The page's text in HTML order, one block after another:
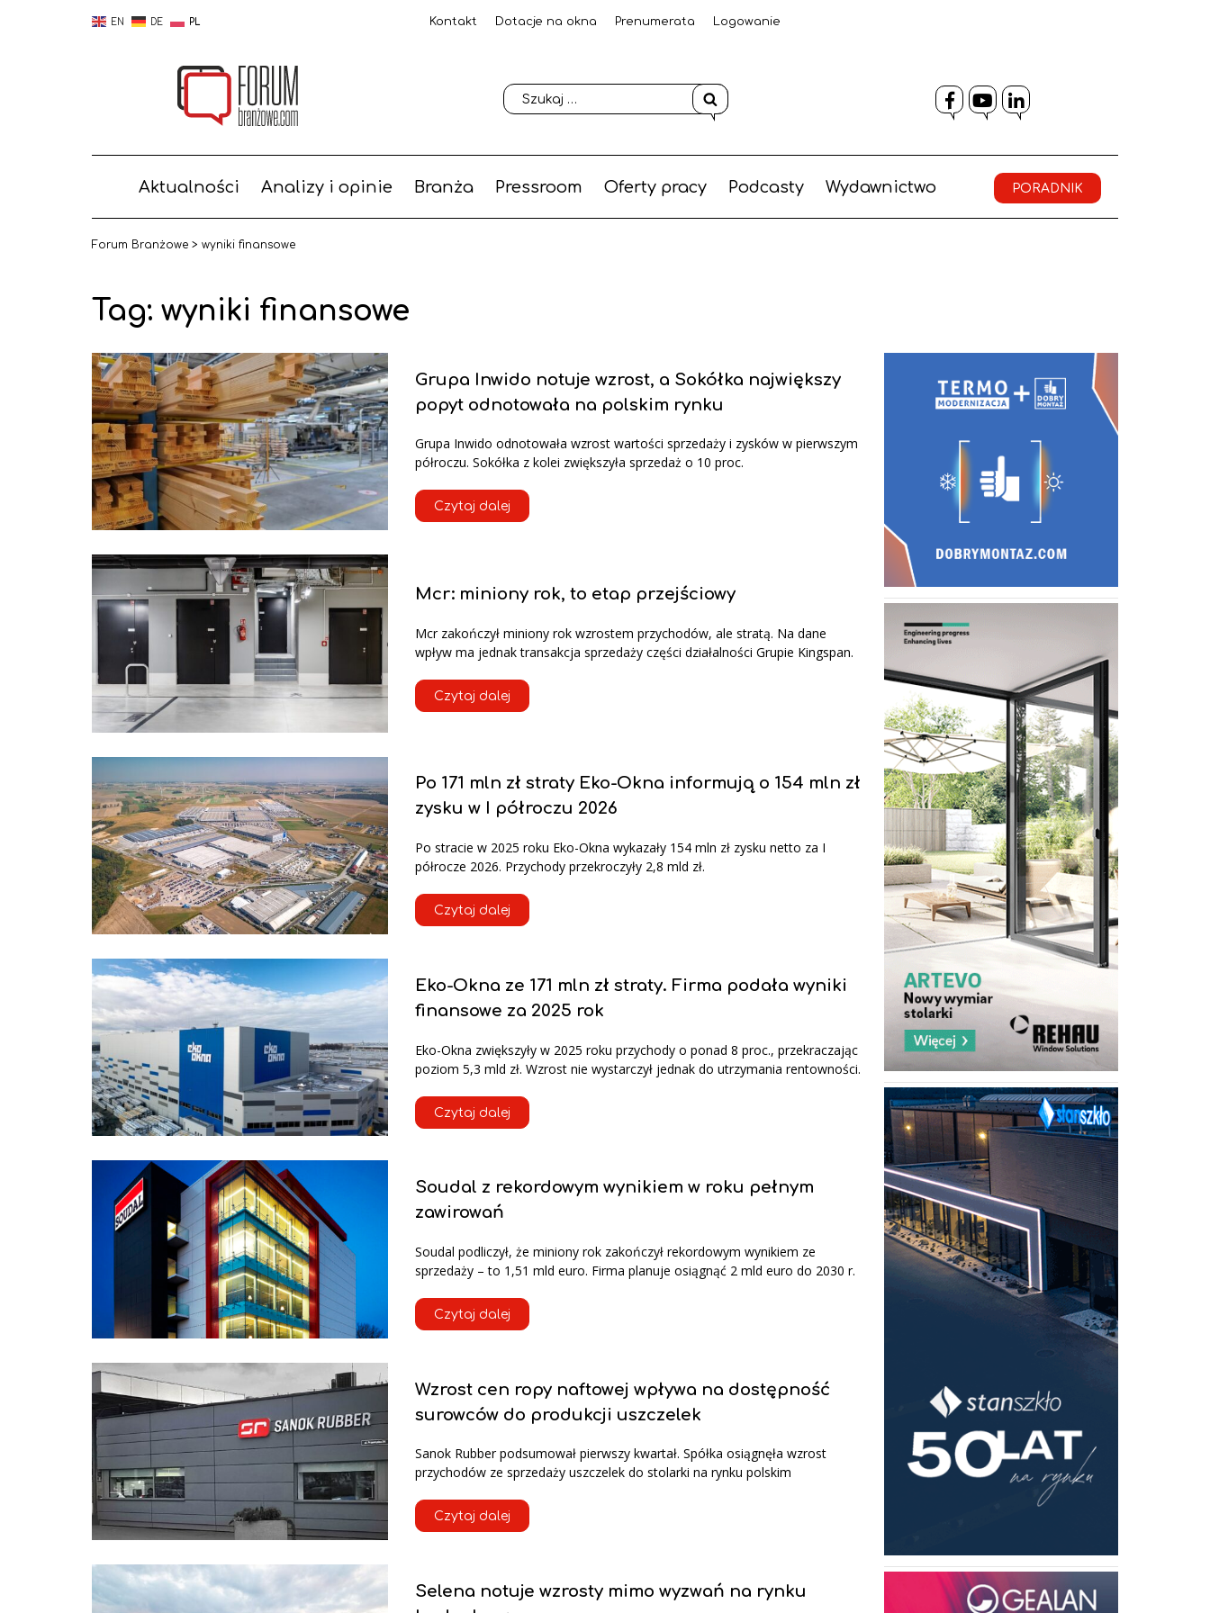
EN DE PL Kontakt Dotacje na okna Prenumerata Logowanie
Facebook
YouTube
LinkedIn
Aktualności Analizy i opinie Branża Pressroom Oferty pracy Podcasty Wydawnictwo PORADNIK
Forum Branżowe > wyniki finansowe
Tag: wyniki finansowe
Grupa Inwido notuje wzrost, a Sokółka największy
popyt odnotowała na polskim rynku
Grupa Inwido odnotowała wzrost wartości sprzedaży i zysków w pierwszym
półroczu. Sokółka z kolei zwiększyła sprzedaż o 10 proc.
Czytaj dalej
Mcr: miniony rok, to etap przejściowy
Mcr zakończył miniony rok wzrostem przychodów, ale stratą. Na dane
wpływ ma jednak transakcja sprzedaży części działalności Grupie Kingspan.
Czytaj dalej
Po 171 mln zł straty Eko-Okna informują o 154 mln zł
zysku w I półroczu 2026
Po stracie w 2025 roku Eko-Okna wykazały 154 mln zł zysku netto za I
półrocze 2026. Przychody przekroczyły 2,8 mld zł.
Czytaj dalej
Eko-Okna ze 171 mln zł straty. Firma podała wyniki
finansowe za 2025 rok
Eko-Okna zwiększyły w 2025 roku przychody o ponad 8 proc., przekraczając
poziom 5,3 mld zł. Wzrost nie wystarczył jednak do utrzymania rentowności.
Czytaj dalej
Soudal z rekordowym wynikiem w roku pełnym
zawirowań
Soudal podliczył, że miniony rok zakończył rekordowym wynikiem ze
sprzedaży – to 1,51 mld euro. Firma planuje osiągnąć 2 mld euro do 2030 r.
Czytaj dalej
Wzrost cen ropy naftowej wpływa na dostępność
surowców do produkcji uszczelek
Sanok Rubber podsumował pierwszy kwartał. Spółka osiągnęła wzrost
przychodów ze sprzedaży uszczelek do stolarki na rynku polskim
Czytaj dalej
Selena notuje wzrosty mimo wyzwań na rynku